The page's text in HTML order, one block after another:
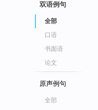
双语例句
全部
口语
书面语
论文
原声例句
全部